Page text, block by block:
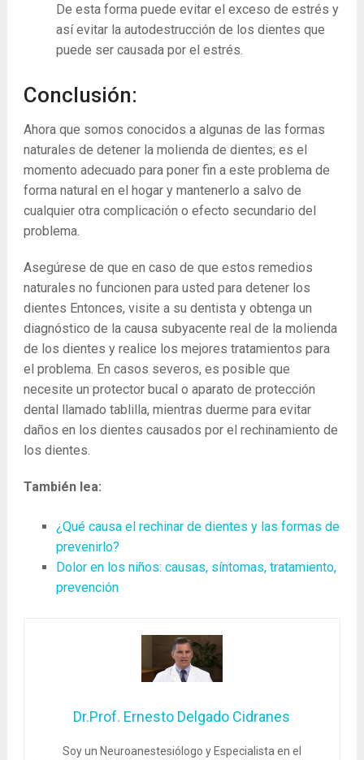
De esta forma puede evitar el exceso de estrés y
así evitar la autodestrucción de los dientes que
puede ser causada por el estrés.
Conclusión:
Ahora que somos conocidos a algunas de las formas
naturales de detener la molienda de dientes; es el
momento adecuado para poner fin a este problema de
forma natural en el hogar y mantenerlo a salvo de
cualquier otra complicación o efecto secundario del
problema.
Asegúrese de que en caso de que estos remedios
naturales no funcionen para usted para detener los
dientes Entonces, visite a su dentista y obtenga un
diagnóstico de la causa subyacente real de la molienda
de los dientes y realice los mejores tratamientos para
el problema. En casos severos, es posible que
necesite un protector bucal o aparato de protección
dental llamado tablilla, mientras duerme para evitar
daños en los dientes causados ​​por el rechinamiento de
los dientes.
También lea:
¿Qué causa el rechinar de dientes y las formas de
prevenirlo?
Dolor en los niños: causas, síntomas, tratamiento,
prevención
Dr.Prof. Ernesto Delgado Cidranes
Soy un Neuroanestesiólogo y Especialista en el